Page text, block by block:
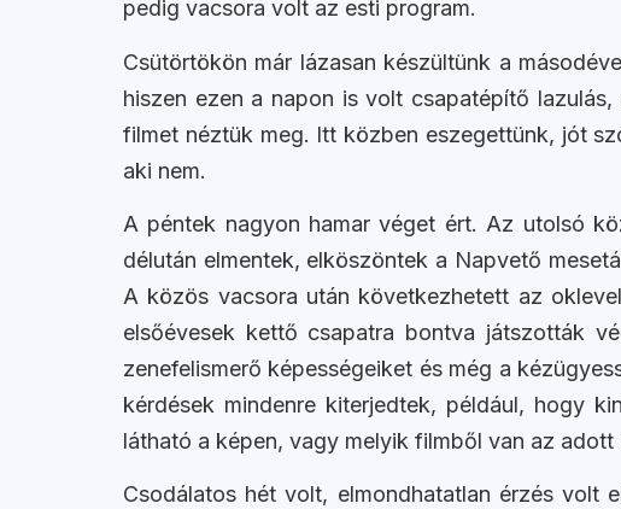
pedig vacsora volt az esti program.
Csütörtökön már lázasan készültünk a
hiszen ezen a napon is volt csapatépítő
filmet néztük meg. Itt közben eszegettünk, jót
aki nem.
A péntek nagyon hamar véget ért. Az utolsó
délután elmentek, elköszöntek a Napvető
A közös vacsora után következhetett az
elsőévesek kettő csapatra bontva játszották
zenefelismerő képességeiket és még a
kérdések mindenre kiterjedtek, például, hogy
látható a képen, vagy melyik filmből van az
Csodálatos hét volt, elmondhatatlan érzés volt